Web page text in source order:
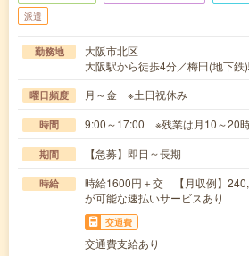
派遣
勤務地
大阪市北区
大阪駅から徒歩4分／梅田(地下鉄
曜日頻度 月～金 ※土日祝休み
時間 9:00～17:00 ※残業は月10～20時
期間 【急募】即日～長期
時給
時給1600円＋交 【月収例】
が可能な速払いサービスあり
交通費
交通費支給あり